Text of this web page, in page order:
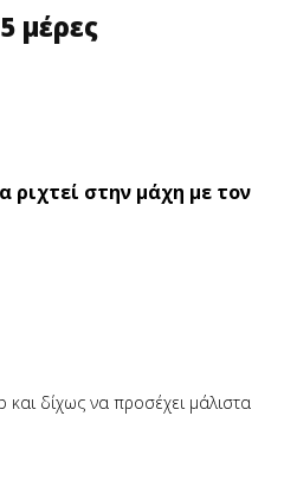
μέρες
στην μάχη με τον
και δίχως να προσέχει μάλιστα